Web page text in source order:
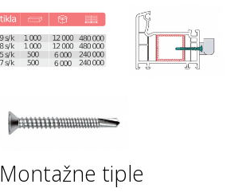
Montažne tiple